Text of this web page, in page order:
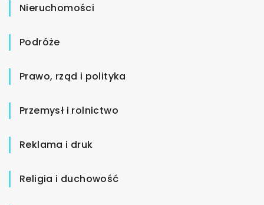
Nieruchomości
Podróże
Prawo, rząd i polityka
Przemysł i rolnictwo
Reklama i druk
Religia i duchowość